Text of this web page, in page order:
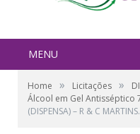
MENU
Home » Licitações »
Álcool em Gel Antisséptico
(DISPENSA) – R & C MARTINS.